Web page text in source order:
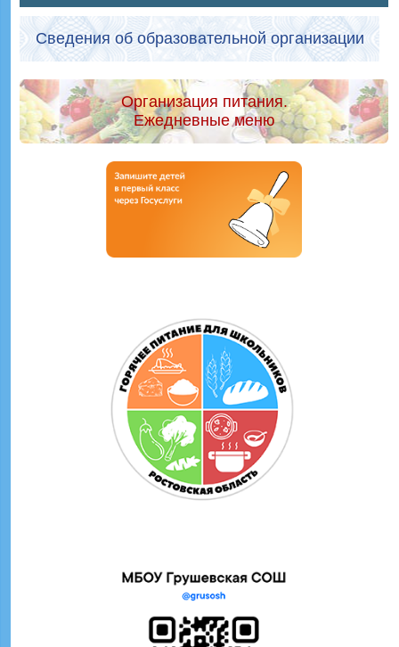
Сведения об образовательной организации
Организация питания.
Ежедневные меню